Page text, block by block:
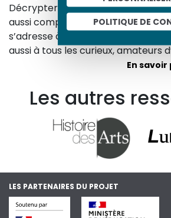
POLITIQUE DE
Décrypter les images et les
aussi comprendre ceux
s’adresse à tous, famille,
aussi à tous les curieux, amateurs
En
Les autres
LES PARTENAIRES DU PROJET